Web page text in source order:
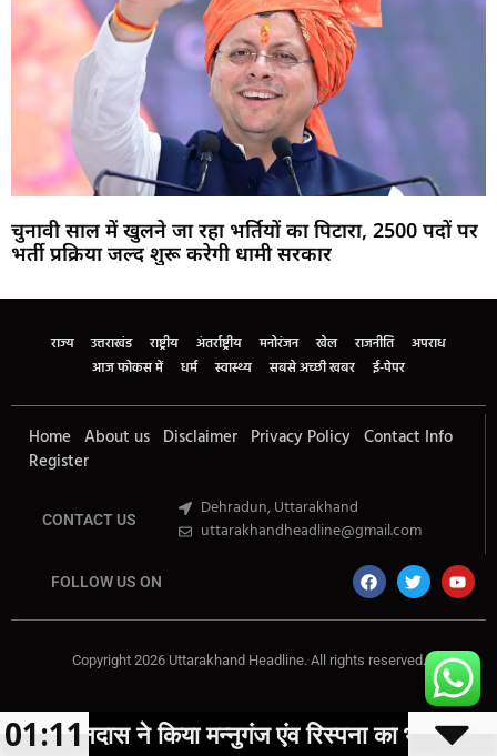
चुनावी साल में खुलने जा रहा भर्तियों का पिटारा, 2500 पदों पर
भर्ती प्रक्रिया जल्द शुरू करेगी धामी सरकार
राज्य उत्तराखंड राष्ट्रीय अंतर्राष्ट्रीय मनोरंजन खेल राजनीति
अपराध
आज फोकस में
धर्म स्वास्थ्य सबसे अच्छी खबर ई-पेपर
Home About us Disclaimer Privacy Policy Contact Info
Register
CONTACT US
Dehradun, Uttarakhand
uttarakhandheadline@gmail.com
FOLLOW US ON
Copyright 2026 Uttarakhand Headline. All rights reserved.
किया मन्नुगंज एंव रिस्पना का भ्रमण
01:11